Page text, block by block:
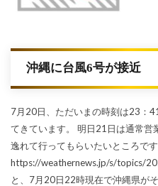
沖縄に台風6号が接近
7月20日、ただいまの時刻は23：
てきています。 明日21日は通常営
逸れて行ってもらいたいところです
https://weathernews.jp/s/topics/
と、7月20日22時現在で沖縄県が